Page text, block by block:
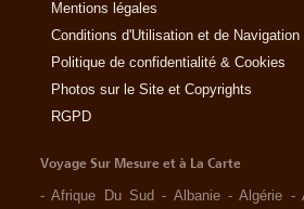
Mentions légales
Conditions d'Utilisation et de Navigation
Politique de confidentialité & Cookies
Photos sur le Site et Copyrights
RGPD
Voyage Sur Mesure et à La Carte
-Afrique Du Sud - Albanie -Algérie -